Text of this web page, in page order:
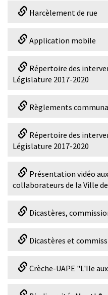
Harcèlement de rue
Application mobile
Répertoire des
Législature 2017-2020
Règlements
Répertoire des
Législature 2017-2020
Présentation vidéo
collaborateurs de la Ville
Dicastères,
Dicastères et
Crèche-UAPE "L'Ile